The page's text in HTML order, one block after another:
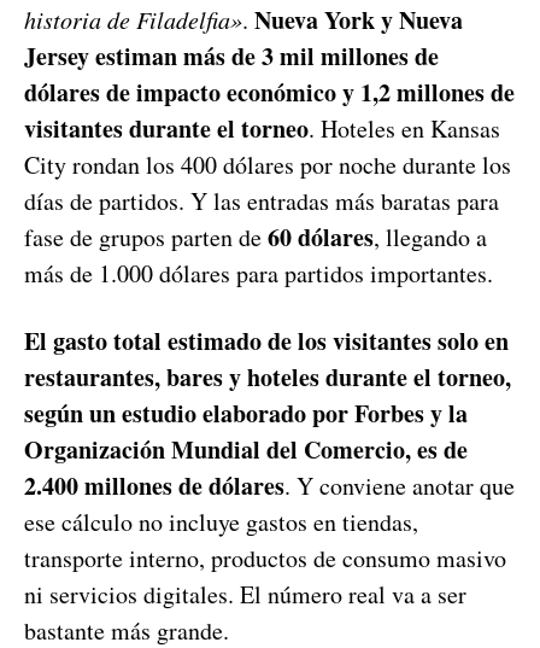
historia de Filadelfia». Nueva York y Nueva
Jersey estiman más de 3 mil millones de
dólares de impacto económico y 1,2 millones de
visitantes durante el torneo. Hoteles en Kansas
City rondan los 400 dólares por noche durante los
días de partidos. Y las entradas más baratas para
fase de grupos parten de60 dólares, llegando a
más de 1.000 dólares para partidos importantes.
El gasto total estimado de los visitantes solo en
restaurantes, bares y hoteles durante el torneo,
según un estudio elaborado por Forbes y la
Organización Mundial del Comercio, es de
2.400 millones de dólares. Y conviene anotar que
ese cálculo no incluye gastos en tiendas,
transporte interno, productos de consumo masivo
ni servicios digitales. El número real va a ser
bastante más grande.